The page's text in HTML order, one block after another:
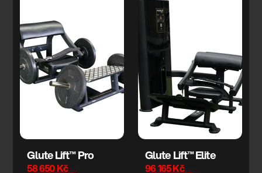
Glute Lift™ Pro
58 650 Kč
Glute Lift™ Elite
96 165 Kč